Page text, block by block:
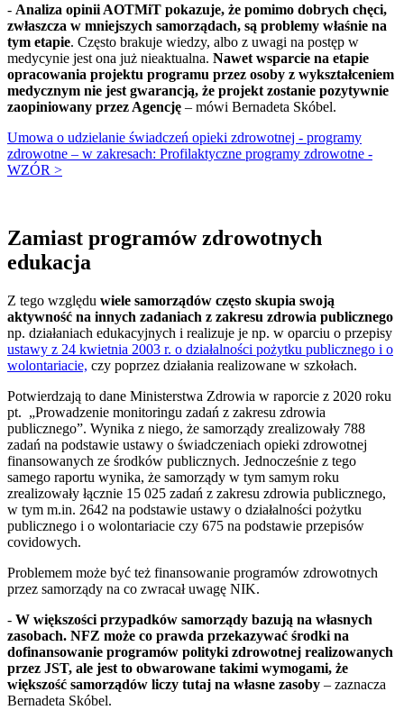
- Analiza opinii AOTMiT pokazuje, że pomimo dobrych chęci,
zwłaszcza w mniejszych samorządach, są problemy właśnie na
tym etapie. Często brakuje wiedzy, albo z uwagi na postęp w
medycynie jest ona już nieaktualna. Nawet wsparcie na etapie
opracowania projektu programu przez osoby z wykształceniem
medycznym nie jest gwarancją, że projekt zostanie pozytywnie
zaopiniowany przez Agencję – mówi Bernadeta Skóbel.
Umowa o udzielanie świadczeń opieki zdrowotnej - programy
zdrowotne – w zakresach: Profilaktyczne programy zdrowotne -
WZÓR >
Zamiast programów zdrowotnych
edukacja
Z tego względu wiele samorządów często skupia swoją
aktywność na innych zadaniach z zakresu zdrowia publicznego
np. działaniach edukacyjnych i realizuje je np. w oparciu o przepisy
ustawy z 24 kwietnia 2003 r. o działalności pożytku publicznego i o
wolontariacie, czy poprzez działania realizowane w szkołach.
Potwierdzają to dane Ministerstwa Zdrowia w raporcie z 2020 roku
pt. „Prowadzenie monitoringu zadań z zakresu zdrowia
publicznego”. Wynika z niego, że samorządy zrealizowały 788
zadań na podstawie ustawy o świadczeniach opieki zdrowotnej
finansowanych ze środków publicznych. Jednocześnie z tego
samego raportu wynika, że samorządy w tym samym roku
zrealizowały łącznie 15 025 zadań z zakresu zdrowia publicznego,
w tym m.in. 2642 na podstawie ustawy o działalności pożytku
publicznego i o wolontariacie czy 675 na podstawie przepisów
covidowych.
Problemem może być też finansowanie programów zdrowotnych
przez samorządy na co zwracał uwagę NIK.
- W większości przypadków samorządy bazują na własnych
zasobach. NFZ może co prawda przekazywać środki na
dofinansowanie programów polityki zdrowotnej realizowanych
przez JST, ale jest to obwarowane takimi wymogami, że
większość samorządów liczy tutaj na własne zasoby – zaznacza
Bernadeta Skóbel.